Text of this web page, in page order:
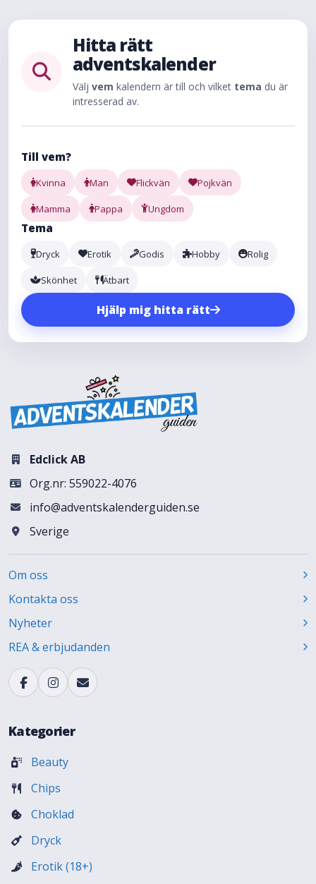
Hitta rätt
adventskalender
Välj vem kalendern är till och vilket tema du är
intresserad av.
Till vem?
Kvinna Man Flickvän Pojkvän
Mamma Pappa Ungdom
Tema
Dryck Erotik Godis Hobby Rolig
Skönhet Ätbart
Hjälp mig hitta rätt
Edclick AB
Org.nr: 559022-4076
info@adventskalenderguiden.se
Sverige
Om oss
Kontakta oss
Nyheter
REA & erbjudanden
Kategorier
Beauty
Chips
Choklad
Dryck
Erotik (18+)